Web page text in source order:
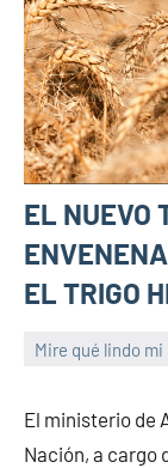
EL NUEVO
EL TRIGO
Mire qué lindo
PuroChamuyo
El ministerio de
Nación, a cargo